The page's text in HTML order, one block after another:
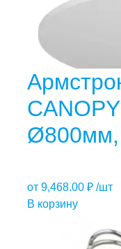
от 9,468.00 ₽ /шт
В корзину